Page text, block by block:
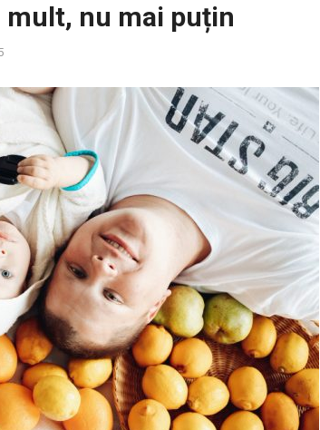
mult, nu mai puțin